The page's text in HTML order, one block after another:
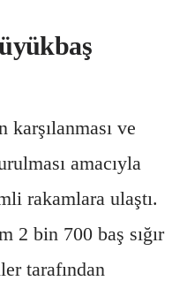
karşılanması ve
amacıyla
rakamlara ulaştı.
2 bin 700 baş sığır
tarafından